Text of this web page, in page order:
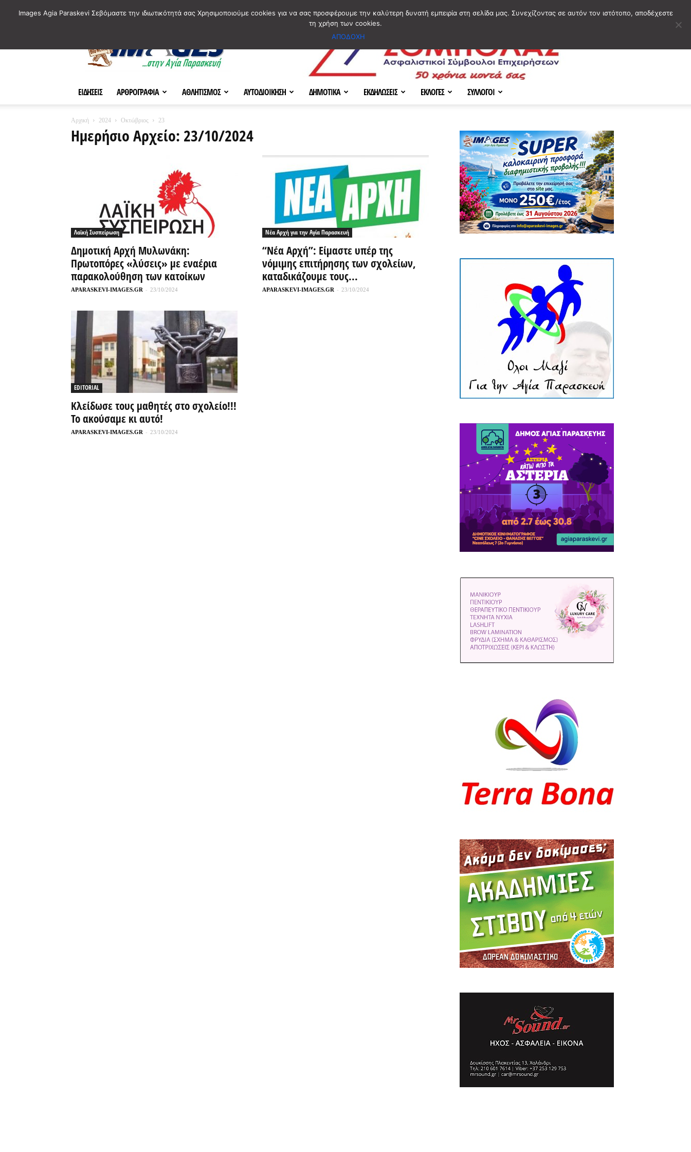
ΕΙΔΗΣΕΙΣ ΑΡΘΡΟΓΡΑΦΙΑ ΑΘΛΗΤΙΣΜΟΣ ΑΥΤΟΔΙΟΙΚΗΣΗ ΔΗΜΟΤΙΚΑ ΕΚΔΗΛΩΣΕΙΣ ΕΚΛΟΓΕΣ ΣΥΛΛΟΓΟΙ
Αρχική 2024 Οκτώβριος 23
Ημερήσιο Αρχείο: 23/10/2024
Λαϊκή Συσπείρωση
Δημοτική Αρχή Μυλωνάκη:
Πρωτοπόρες «λύσεις» με εναέρια
παρακολούθηση των κατοίκων
APARASKEVI-IMAGES.GR - 23/10/2024
Νέα Αρχή για την Αγία Παρασκευή
“Nέα Αρχή”: Είμαστε υπέρ της
νόμιμης επιτήρησης των σχολείων,
καταδικάζουμε τους...
APARASKEVI-IMAGES.GR - 23/10/2024
EDITORIAL
Κλείδωσε τους μαθητές στο σχολείο!!!
Το ακούσαμε κι αυτό!
APARASKEVI-IMAGES.GR - 23/10/2024
Images Agia Paraskevi Σεβόμαστε την ιδιωτικότητά σας Χρησιμοποιούμε cookies για να σας προσφέρουμε την καλύτερη δυνατή εμπειρία στη σελίδα μας. Συνεχίζοντας σε αυτόν τον ιστότοπο, αποδέχεστε
τη χρήση των cookies.
ΑΠΟΔΟΧΗ